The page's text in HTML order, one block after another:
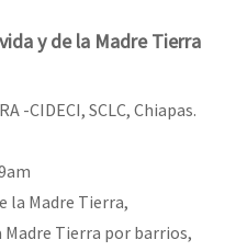
y de la Madre Tierra
-CIDECI, SCLC, Chiapas.
la Madre Tierra,
Madre Tierra por barrios,